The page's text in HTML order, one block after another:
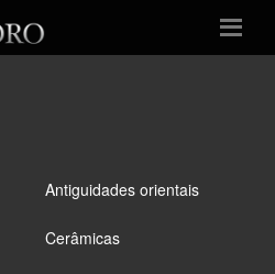
Antiguidades orientais
Cerâmicas